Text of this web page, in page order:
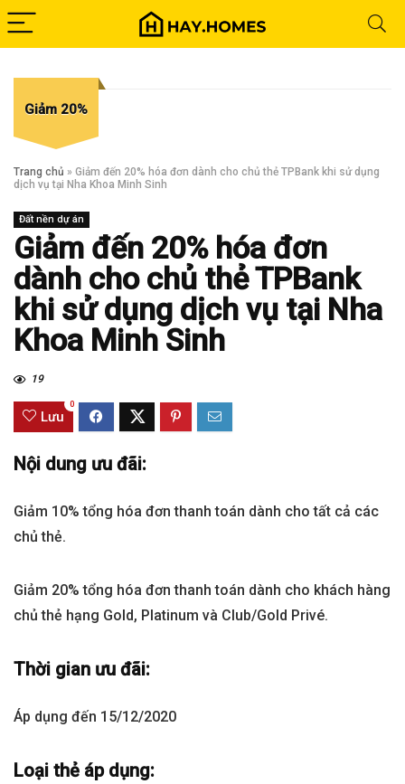
Giảm 20%
Trang chủ » Giảm đến 20% hóa đơn dành cho chủ thẻ TPBank khi sử dụng
dịch vụ tại Nha Khoa Minh Sinh
Đất nền dự án
Giảm đến 20% hóa đơn
dành cho chủ thẻ TPBank
khi sử dụng dịch vụ tại Nha
Khoa Minh Sinh
19
Lưu
0
Nội dung ưu đãi:
Giảm 10% tổng hóa đơn thanh toán dành cho tất cả các
chủ thẻ.
Giảm 20% tổng hóa đơn thanh toán dành cho khách hàng
chủ thẻ hạng Gold, Platinum và Club/Gold Privé.
Thời gian ưu đãi:
Áp dụng đến 15/12/2020
Loại thẻ áp dụng: